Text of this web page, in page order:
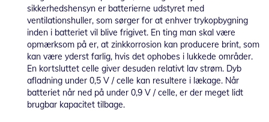
sikkerhedshensyn er batterierne udstyret med
ventilationshuller, som sørger for at enhver trykopbygning
inden i batteriet vil blive frigivet. En ting man skal være
opmærksom på er, at zinkkorrosion kan producere brint, som
kan være yderst farlig, hvis det ophobes i lukkede områder.
En kortsluttet celle giver desuden relativt lav strøm. Dyb
afladning under 0,5 V / celle kan resultere i lækage. Når
batteriet når ned på under 0,9 V / celle, er der meget lidt
brugbar kapacitet tilbage.